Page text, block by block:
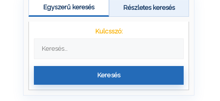
Egyszerű keresés Részletes keresés
Kulcsszó:
Keresés